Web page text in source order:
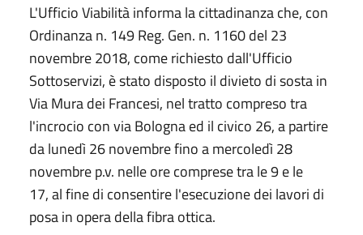
L'Ufficio Viabilità informa la cittadinanza che, con
Ordinanza n. 149 Reg. Gen. n. 1160 del 23
novembre 2018, come richiesto dall'Ufficio
Sottoservizi, è stato disposto il divieto di sosta in
Via Mura dei Francesi, nel tratto compreso tra
l'incrocio con via Bologna ed il civico 26, a partire
da lunedì 26 novembre fino a mercoledì 28
novembre p.v. nelle ore comprese tra le 9 e le
17, al fine di consentire l'esecuzione dei lavori di
posa in opera della fibra ottica.